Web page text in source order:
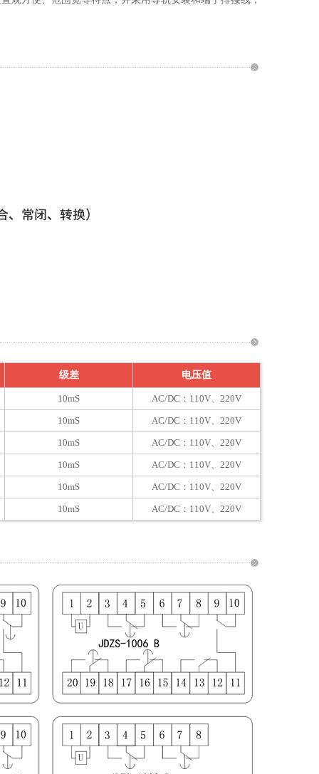
级差 电压值
10mS AC/DC：110V、220V
10mS AC/DC：110V、220V
10mS AC/DC：110V、220V
10mS AC/DC：110V、220V
10mS AC/DC：110V、220V
10mS AC/DC：110V、220V